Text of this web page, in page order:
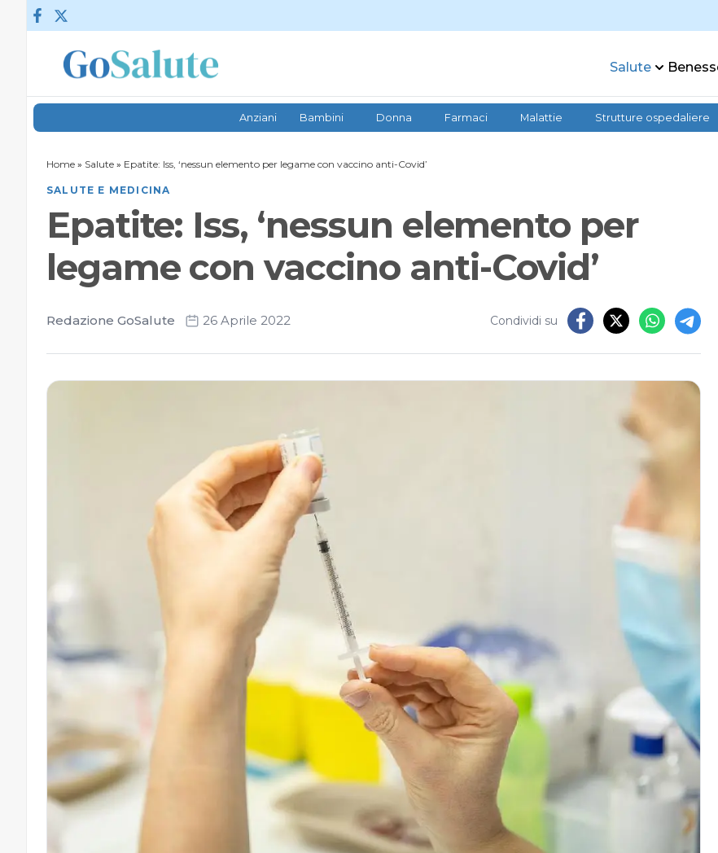
Vai al contenuto
Salute
Anziani Bambini Donna Farmaci Malattie Strutture ospedaliere
Home » Salute » Epatite: Iss, ‘nessun elemento per legame con vaccino anti-Covid’
SALUTE E MEDICINA
Epatite: Iss, ‘nessun elemento per
legame con vaccino anti-Covid’
Redazione GoSalute 26 Aprile 2022 Condividi su